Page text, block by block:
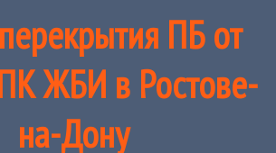
ПБ от
ЖБИ в Ростове-
на-Дону